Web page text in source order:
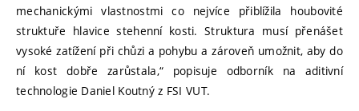
mechanickými vlastnostmi co nejvíce přiblížila houbovité
struktuře hlavice stehenní kosti. Struktura musí přenášet
vysoké zatížení při chůzi a pohybu a zároveň umožnit, aby do
ní kost dobře zarůstala,“ popisuje odborník na aditivní
technologie Daniel Koutný z FSI VUT.